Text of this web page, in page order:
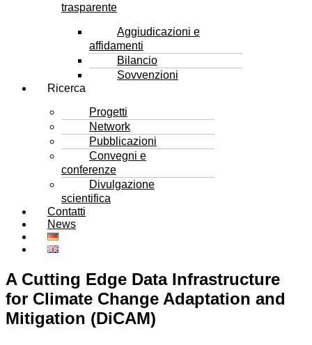
trasparente
Aggiudicazioni e
affidamenti
Bilancio
Sovvenzioni
Ricerca
Progetti
Network
Pubblicazioni
Convegni e
conferenze
Divulgazione
scientifica
Contatti
News
A Cutting Edge Data Infrastructure
for Climate Change Adaptation and
Mitigation (DiCAM)